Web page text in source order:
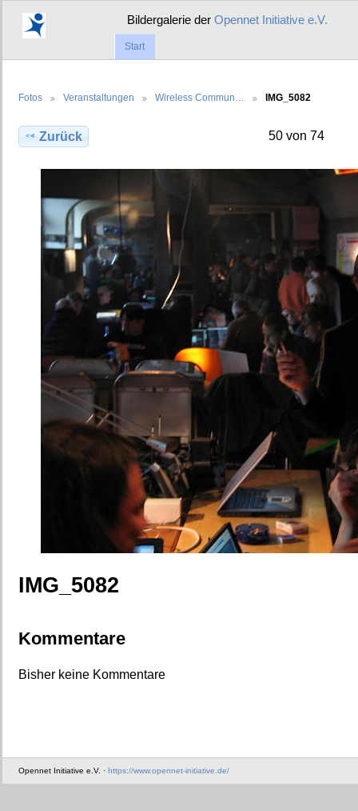
Bildergalerie derOpennet Initiative e.V.
Start
Fotos Veranstaltungen Wireless Commun… IMG_5082
Zurück 50 von 74
IMG_5082
Kommentare
Bisher keine Kommentare
Opennet Initiative e.V. · https://www.opennet-initiative.de/